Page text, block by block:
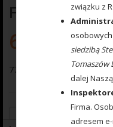
Feeder
6.70
777 222 025 Koszyczek
Dodaj do
związku z
siedzibą
Tomaszów
dalej
Firma.
adresem